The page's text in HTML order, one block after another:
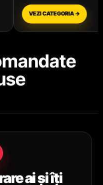
VEZI CATEGORIA →
ai și îți